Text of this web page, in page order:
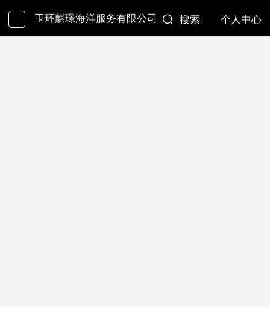
玉环麒璟海洋服务有限公司 搜索 个人中心